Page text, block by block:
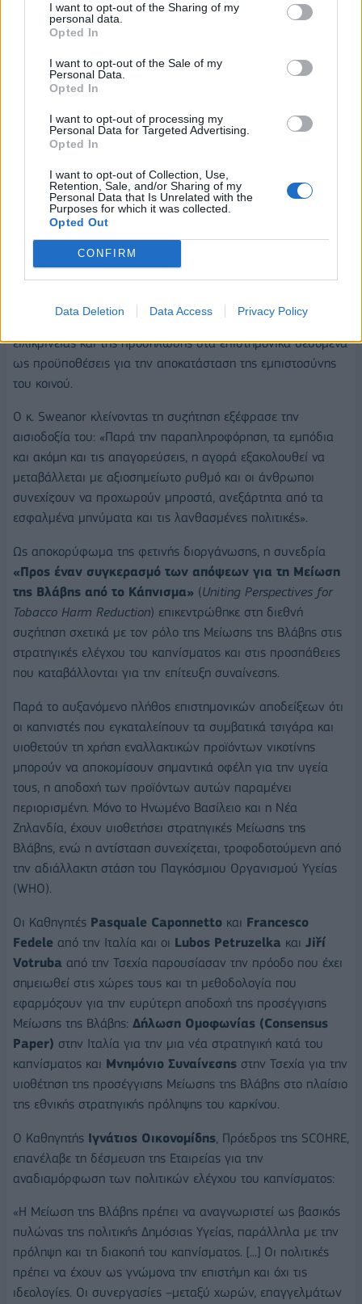
I want to opt-out of the Sharing of my
personal data.
Opted In
I want to opt-out of the Sale of my
Personal Data.
Opted In
I want to opt-out of processing my
Personal Data for Targeted Advertising.
Opted In
I want to opt-out of Collection, Use,
Retention, Sale, and/or Sharing of my
Personal Data that Is Unrelated with the
Purposes for which it was collected.
Opted Out
CONFIRM
Data Deletion Data Access Privacy Policy
κινδύνου σε συμπεριφορά χαμηλού κινδύνου».
ενδιαφέρουσα συζήτηση που εστίασε στη
μείωση της
εμπιστοσύνης του κοινού προς τις αρχές υγείας
ανέφερε, παγκοσμίως η εμπιστοσύνη στις κυβερνήσεις
ανέρχεται μόλις στο 52%, ενώ στις δυτικές φιλελεύθερες
δημοκρατίες το ποσοστό αυτό είναι ακόμη χαμηλότερο.
Αντίθετα, μια πρόσφατη παγκόσμια μελέτη κατέδειξε ότι η
συνολική εμπιστοσύνη στην επιστήμη παραμένει υψηλή.
Οι συμμετέχοντες στο πάνελ —Martin Cullip,Filip Tokic
Mary Stamp — συμφώνησαν ότι η εμπιστοσύνη
χρειάζεται χρόνο για να αναπτυχθεί, ενώ όταν χαθεί, δεν
μπορεί να αποκατασταθεί από τη μία μέρα στην άλλη.
Τόνισαν, συνεπώς, τη σημασία της διαφάνειας, της
ειλικρίνειας και της προσήλωσης στα επιστημονικά δεδομένα
ως προϋποθέσεις για την αποκατάσταση της εμπιστοσύνης
του κοινού.
Ο κ. Sweanor κλείνοντας τη συζήτηση εξέφρασε την
αισιοδοξία του: «Παρά την παραπληροφόρηση, τα εμπόδια
και ακόμη και τις απαγορεύσεις, η αγορά εξακολουθεί να
μεταβάλλεται με αξιοσημείωτο ρυθμό και οι άνθρωποι
συνεχίζουν να προχωρούν μπροστά, ανεξάρτητα από τα
εσφαλμένα μηνύματα και τις λανθασμένες πολιτικές».
Ως αποκορύφωμα της φετινής διοργάνωσης, η συνεδρία
«Προς έναν συγκερασμό των απόψεων για τη Μείωση
της Βλάβης από το Κάπνισμα» (Uniting Perspectives for
Tobacco Harm Reduction) επικεντρώθηκε στη διεθνή
συζήτηση σχετικά με τον ρόλο της Μείωσης της Βλάβης στις
στρατηγικές ελέγχου του καπνίσματος και στις προσπάθειες
που καταβάλλονται για την επίτευξη συναίνεσης.
Παρά το αυξανόμενο πλήθος επιστημονικών αποδείξεων ότι
οι καπνιστές που εγκαταλείπουν τα συμβατικά τσιγάρα και
υιοθετούν τη χρήση εναλλακτικών προϊόντων νικοτίνης
μπορούν να αποκομίσουν σημαντικά οφέλη για την υγεία
τους, η αποδοχή των προϊόντων αυτών παραμένει
περιορισμένη. Μόνο το Ηνωμένο Βασίλειο και η Νέα
Ζηλανδία, έχουν υιοθετήσει στρατηγικές Μείωσης της
Βλάβης, ενώ η αντίσταση συνεχίζεται, τροφοδοτούμενη από
την αδιάλλακτη στάση του Παγκόσμιου Οργανισμού Υγείας
(WHO).
Οι Καθηγητές Pasquale Caponnetto και Francesco
Fedele από την Ιταλία και οι Lubos Petruzelka και Jiří
Votruba από την Τσεχία παρουσίασαν την πρόοδο που έχει
σημειωθεί στις χώρες τους και τη μεθοδολογία που
εφαρμόζουν για την ευρύτερη αποδοχή της προσέγγισης
Μείωσης της Βλάβης: Δήλωση Ομοφωνίας (Consensus
Paper) στην Ιταλία για την μια νέα στρατηγική κατά του
καπνίσματος και Μνημόνιο Συναίνεσης στην Τσεχία για την
υιοθέτηση της προσέγγισης Μείωσης της Βλάβης στο πλαίσιο
της εθνικής στρατηγικής πρόληψης του καρκίνου.
Ο Καθηγητής Ιγνάτιος Οικονομίδης , Πρόεδρος της SCOHRE,
επανέλαβε τη δέσμευση της Εταιρείας για την
αναδιαμόρφωση των πολιτικών ελέγχου του καπνίσματος:
«Η Μείωση της Βλάβης πρέπει να αναγνωριστεί ως βασικός
πυλώνας της πολιτικής Δημόσιας Υγείας, παράλληλα με την
πρόληψη και τη διακοπή του καπνίσματος. [...] Οι πολιτικές
πρέπει να έχουν ως γνώμονα την επιστήμη και όχι τις
ιδεολογίες. Οι συνεργασίες –μεταξύ χωρών, επαγγελμάτων